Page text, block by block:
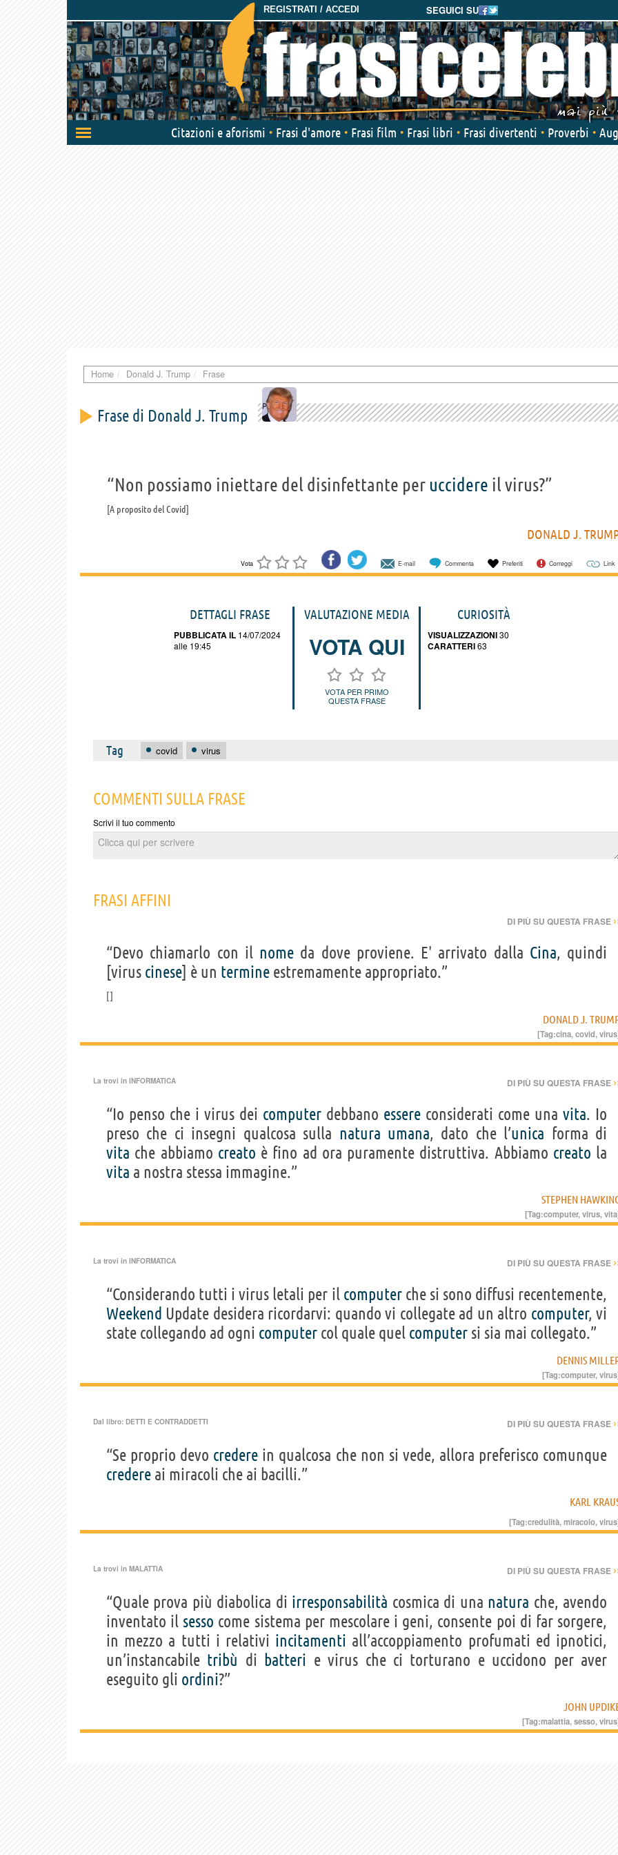
SEGUICI SU
REGISTRATI / ACCEDI
Attiva/disattiva
navigazione
Citazioni e aforismi Frasi d'amore Frasi film Frasi libri Frasi divertenti Proverbi
Home Donald J. Trump Frase
Frase di Donald J. Trump
“Non possiamo iniettare del disinfettante per uccidere il virus?”
A proposito del Covid
DONALD J.
Vota E-mail Commenta Preferiti Correggi Link
DETTAGLI FRASE
PUBBLICATA IL 14/07/2024
alle 19:45
VALUTAZIONE MEDIA
VOTA QUI
VOTA PER PRIMO
QUESTA FRASE
CURIOSITÀ
VISUALIZZAZIONI30
CARATTERI63
Tag covid virus
COMMENTI SULLA FRASE
Scrivi il tuo commento
FRASI AFFINI
DI PIÙ SU QUESTA FRASE
“Devo chiamarlo con il nome da dove proviene. E' arrivato dalla Cina, quindi
[virus cinese] è un termine estremamente appropriato.”
DONALD J.
[Tag:cina,covid,virus
La trovi in INFORMATICA DI PIÙ SU QUESTA FRASE
“Io penso che i virus dei computer debbano essere considerati come una vita. Io
preso che ci insegni qualcosa sulla natura umana, dato che l’unica forma di
vita che abbiamo creato è fino ad ora puramente distruttiva. Abbiamo creato la
vita a nostra stessa immagine.”
STEPHEN
[Tag:computer,virus,vita
La trovi in INFORMATICA DI PIÙ SU QUESTA FRASE
“Considerando tutti i virus letali per il computerche si sono diffusi recentemente,
Weekend Update desidera ricordarvi: quando vi collegate ad un altro computer, vi
state collegando ad ogni computer col quale quel computer si sia mai collegato.”
DENNIS
[Tag:computer,virus
Dal libro: DETTI E CONTRADDETTI DI PIÙ SU QUESTA FRASE
“Se proprio devo credere in qualcosa che non si vede, allora preferisco comunque
credere ai miracoli che ai bacilli.”
KARL
[Tag:credulità,miracolo,virus
La trovi in MALATTIA DI PIÙ SU QUESTA FRASE
“Quale prova più diabolica di irresponsabilità cosmica di una natura che, avendo
inventato il sesso come sistema per mescolare i geni, consente poi di far sorgere,
in mezzo a tutti i relativi incitamenti all’accoppiamento profumati ed ipnotici,
un’instancabile tribù di batteri e virus che ci torturano e uccidono per aver
eseguito gli ordini?”
JOHN
[Tag:malattia,sesso,virus